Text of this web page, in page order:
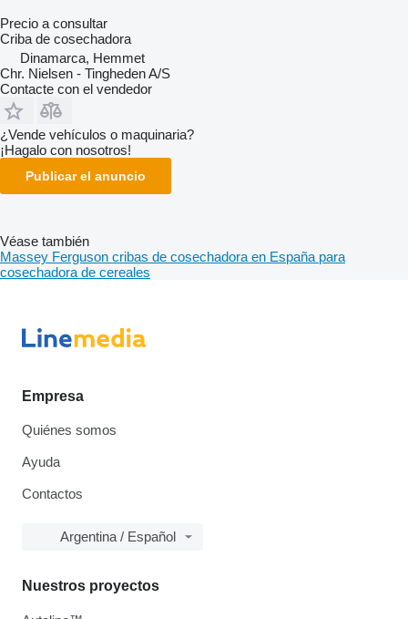
Precio a consultar
Criba de cosechadora
Dinamarca, Hemmet
Chr. Nielsen - Tingheden A/S
Contacte con el vendedor
¿Vende vehículos o maquinaria?
¡Hagalo con nosotros!
Publicar el anuncio
Véase también
Massey Ferguson cribas de cosechadora en España para
cosechadora de cereales
Empresa
Quiénes somos
Ayuda
Contactos
Argentina / Español
Nuestros proyectos